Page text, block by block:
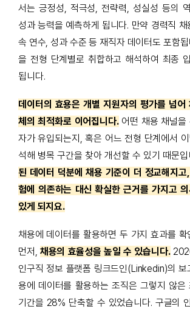
서는 긍정성, 적극성, 전략력, 성실성 등의
성과 능력을 예측하게 됩니다. 만약 경력직
속 연수, 성과 수준 등 재직자 데이터도 포함
을 전형 단계별로 취합하고 해석하여 최종
됩니다.
데이터의 효용은 개별 지원자의 평가를 넘어
체의 최적화로 이어집니다.어떤 채용 채널을
자가 유입되는지, 혹은 어느 전형 단계에서
석해 병목 구간을 찾아 개선할 수 있기 때문
된 데이터 덕분에 채용 기준이 더 정교해지고
험에 의존하는 대신 확실한 근거를 가지고
있게 되지요.
채용에 데이터를 활용하면 두 가지 효과를 확
먼저, 채용의 효율성을 높일 수 있습니다.
인구직 정보 플랫폼 링크드인(Linkedin)의 보
용에 데이터를 활용하는 조직은 그렇지 않은
기간을 28% 단축할 수 있었습니다. 구글의